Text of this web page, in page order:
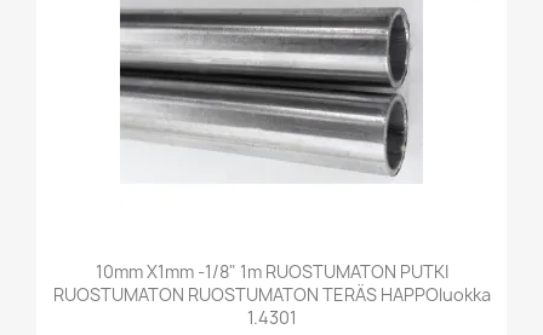
10mm X1mm -1/8" 1m RUOSTUMATON PUTKI
RUOSTUMATON RUOSTUMATON TERÄS HAPPOluokka
1.4301